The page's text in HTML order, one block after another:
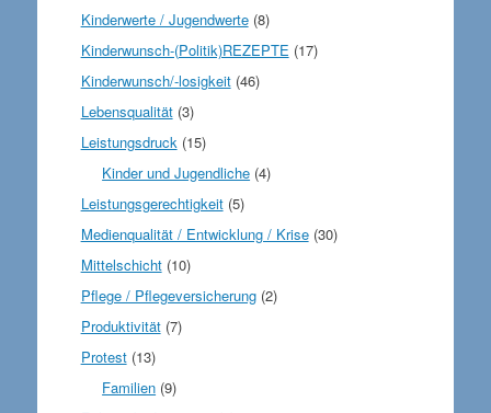
Kinderwerte / Jugendwerte(8)
Kinderwunsch-(Politik)REZEPTE (17)
Kinderwunsch/-losigkeit(46)
Lebensqualität(3)
Leistungsdruck (15)
Kinder und Jugendliche (4)
Leistungsgerechtigkeit(5)
Medienqualität / Entwicklung / Krise(30)
Mittelschicht(10)
Pflege / Pflegeversicherung(2)
Produktivität(7)
Protest(13)
Familien (9)